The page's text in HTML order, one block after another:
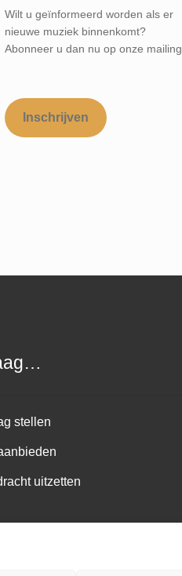
Wilt u geïnformeerd worden als er
nieuwe muziek binnenkomt?
Abonneer u dan nu op onze mailing.
Inschrijven
stellen
uitzetten